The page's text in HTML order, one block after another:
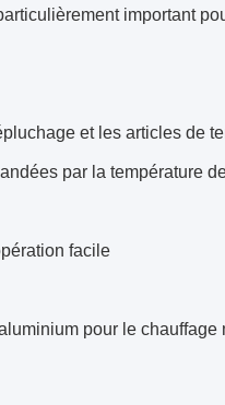
important
et les articles de
par la température
facile
pour le chauffage